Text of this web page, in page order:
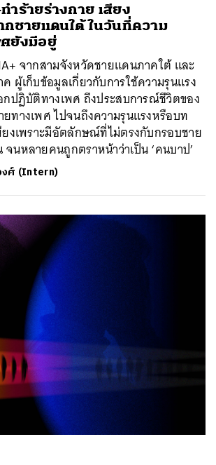
ำร้ายร่างกาย เสียง
กชายแดนใต้ ในวันที่ความ
ยังมีอยู่
จากสามจังหวัดชายแดนภาคใต้ และ
ผู้เก็บข้อมูลเกี่ยวกับการใช้ความรุนแรง
กปฏิบัติทางเพศ ถึงประสบการณ์ชีวิตของ
ทางเพศ ไปจนถึงความรุนแรงหรือบท
งเพราะมีอัตลักษณ์ที่ไม่ตรงกับกรอบชาย
หลายคนถูกตราหน้าว่าเป็น ‘คนบาป’
งศ์ (Intern)